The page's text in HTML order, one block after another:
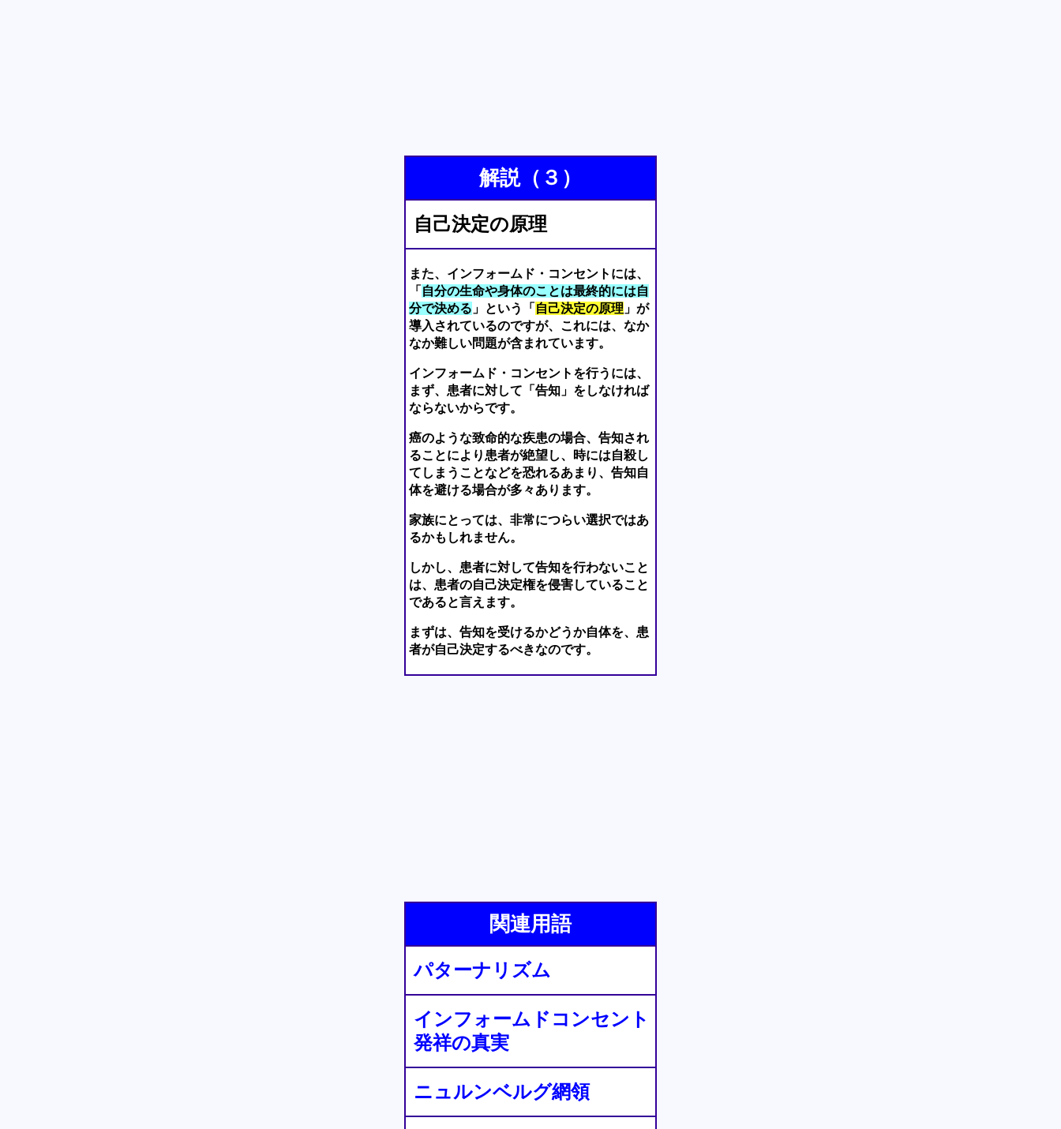
解説（３）
自己決定の原理
また、インフォームド・コンセントには、
「 自分の生命や身体のことは最終的には自
分で決める 」という「 自己決定の原理 」が
導入されているのですが、これには、なか
なか難しい問題が含まれています。
インフォームド・コンセントを行うには、
まず、患者に対して「告知」をしなければ
ならないからです。
癌のような致命的な疾患の場合、告知され
ることにより患者が絶望し、時には自殺し
てしまうことなどを恐れるあまり、告知自
体を避ける場合が多々あります。
家族にとっては、非常につらい選択ではあ
るかもしれません。
しかし、患者に対して告知を行わないこと
は、患者の自己決定権を侵害していること
であると言えます。
まずは、告知を受けるかどうか自体を、患
者が自己決定するべきなのです。
関連用語
パターナリズム
インフォームドコンセント
発祥の真実
ニュルンベルグ網領